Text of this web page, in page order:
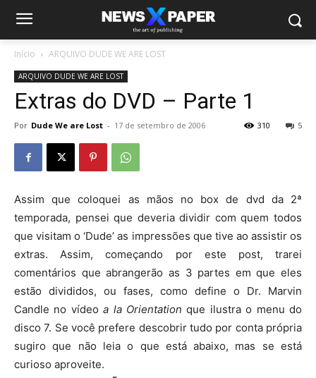
Início ARQUIVO DUDE WE ARE LOST
ARQUIVO DUDE WE ARE LOST
Extras do DVD – Parte 1
Por Dude We are Lost - 17 de setembro de 2006 5
310
Assim que coloquei as mãos no box de dvd da 2ª
temporada, pensei que deveria dividir com quem todos
que visitam o ‘Dude’ as impressões que tive ao assistir os
extras. Assim, começando por este post, trarei
comentários que abrangerão as 3 partes em que eles
estão divididos, ou fases, como define o Dr. Marvin
Candle no vídeoa la Orientation que ilustra o menu do
disco 7. Se você prefere descobrir tudo por conta própria
sugiro que não leia o que está abaixo, mas se está
curioso aproveite.